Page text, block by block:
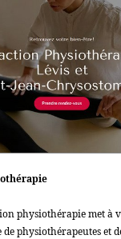
physiothérapie met à
physiothérapeutes et